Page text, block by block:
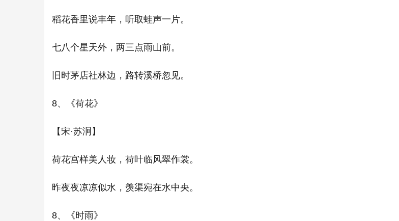
稻花香里说丰年，听取蛙声一片。
七八个星天外，两三点雨山前。
旧时茅店社林边，路转溪桥忽见。
8、《荷花》
【宋·苏泂】
荷花宫样美人妆，荷叶临风翠作裳。
昨夜夜凉凉似水，羡渠宛在水中央。
8、《时雨》